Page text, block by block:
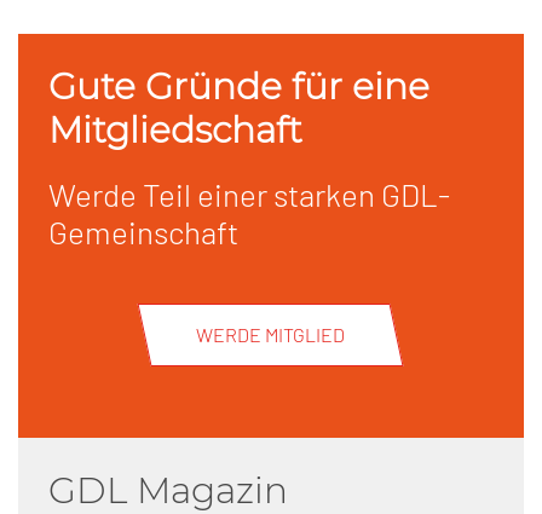
Gute Gründe für eine
Mitgliedschaft
Werde Teil einer starken GDL-
Gemeinschaft
WERDE MITGLIED
GDL Magazin